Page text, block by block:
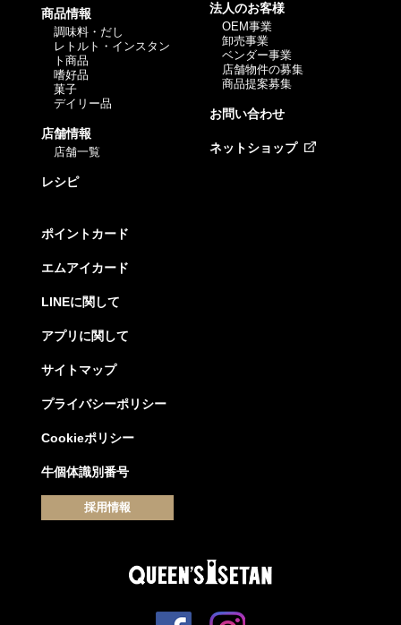
商品情報
調味料・だし
レトルト・インスタン
ト商品
嗜好品
菓子
デイリー品
店舗情報
店舗一覧
レシピ
法人のお客様
OEM事業
卸売事業
ベンダー事業
店舗物件の募集
商品提案募集
お問い合わせ
ネットショップ
ポイントカード
エムアイカード
LINEに関して
アプリに関して
サイトマップ
プライバシーポリシー
Cookieポリシー
牛個体識別番号
採用情報